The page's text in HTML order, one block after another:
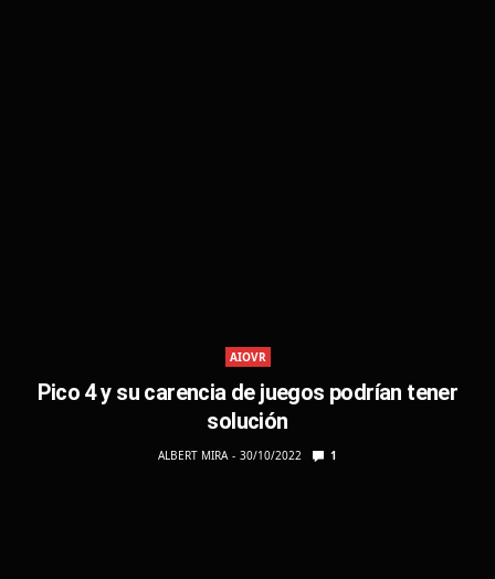
AIOVR
Pico 4 y su carencia de juegos podrían tener
solución
ALBERT MIRA 30/10/2022 1